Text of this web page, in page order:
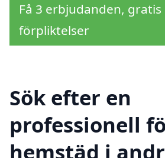
Få 3 erbjudanden,
förpliktelser
Sök efter en
professionell
hemstäd i